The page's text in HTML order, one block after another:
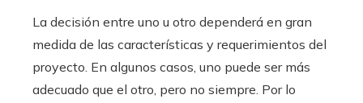
La decisión entre uno u otro dependerá en gran
medida de las características y requerimientos del
proyecto. En algunos casos, uno puede ser más
adecuado que el otro, pero no siempre. Por lo